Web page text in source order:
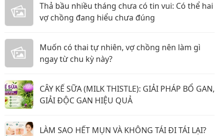
Thả bầu nhiều tháng chưa có tin vui: Có thể hai
vợ chồng đang hiểu chưa đúng
Muốn có thai tự nhiên, vợ chồng nên làm gì
ngay từ chu kỳ này?
CÂY KẾ SỮA (MILK THISTLE): GIẢI PHÁP BỔ GAN,
GIẢI ĐỘC GAN HIỆU QUẢ
LÀM SAO HẾT MỤN VÀ KHÔNG TÁI ĐI TÁI LẠI?